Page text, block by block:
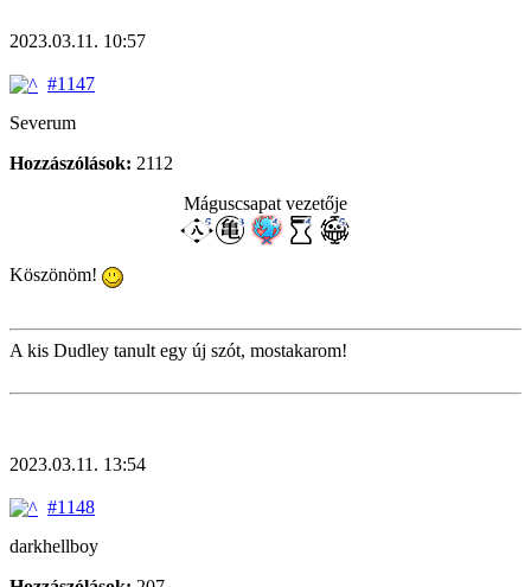
2023.03.11. 10:57
#1147
Severum
Hozzászólások: 2112
Máguscsapat vezetője
Köszönöm!
A kis Dudley tanult egy új szót, mostakarom!
2023.03.11. 13:54
#1148
darkhellboy